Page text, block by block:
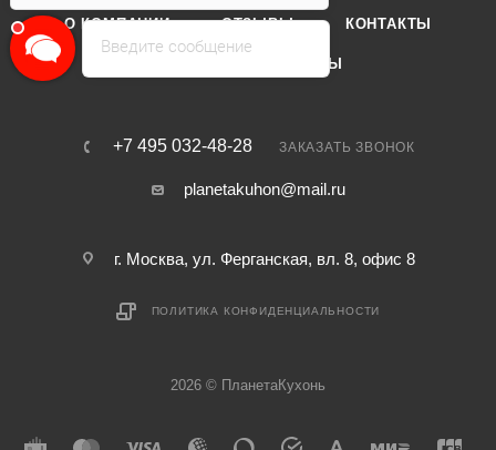
О КОМПАНИИ ОТЗЫВЫ КОНТАКТЫ
БРЕНДЫ
+7 495 032-48-28 ЗАКАЗАТЬ ЗВОНОК
planetakuhon@mail.ru
г. Москва, ул. Ферганская, вл. 8, офис 8
ПОЛИТИКА КОНФИДЕНЦИАЛЬНОСТИ
2026 © ПланетаКухонь
Введите сообщение